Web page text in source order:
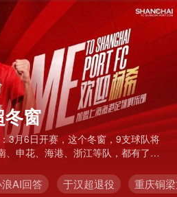
窗
3月6日开赛，这个冬窗，9支球队将
、申花、海港、浙江等队，都有了较
AI回答 于汉超退役 重庆铜